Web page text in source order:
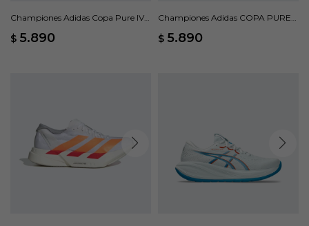
Championes Adidas Copa Pure IV
$ 5.890
Championes Adidas COPA PURE
$ 5.890